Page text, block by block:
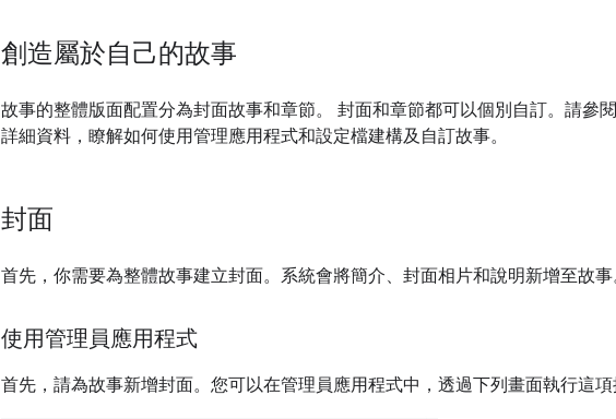
創造屬於自己的故事
故事的整體版面配置分為封面故事和章節。 封面和章節都可以個別自訂。請參閱
詳細資料，瞭解如何使用管理應用程式和設定檔建構及自訂故事。
封面
首先，你需要為整體故事建立封面。系統會將簡介、封面相片和說明新增至故
使用管理員應用程式
首先，請為故事新增封面。您可以在管理員應用程式中，透過下列畫面執行這